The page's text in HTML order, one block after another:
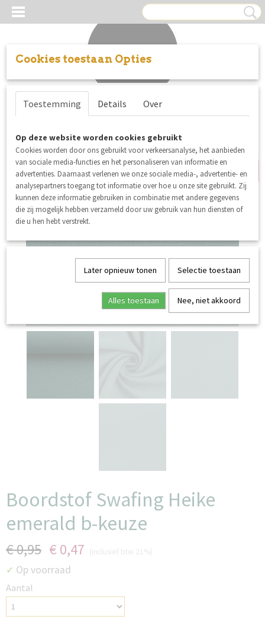
Inloggen Registreren
stofvouw iets verkleurd
Boordstof Swafing Heike
emerald b-keuze
€ 0,95 € 0,47
✓ Op voorraad
Aantal
Cookies toestaan Opties
Toestemming Details Over
Op deze website worden cookies gebruikt
Cookies worden door ons gebruikt voor verkeersanalyse, het aanbieden
van sociale media-functies en het personaliseren van informatie en
advertenties. Daarnaast verlenen we onze sociale media-, advertentie- en
analysepartners toegang tot informatie over hoe u onze site gebruikt. Zij
kunnen deze informatie gebruiken in combinatie met andere gegevens
die zij mogelijk hebben verzameld door uw gebruik van hun diensten of
die u hen hebt verstrekt.
Later opnieuw tonen Selectie toestaan
Alles toestaan Nee, niet akkoord